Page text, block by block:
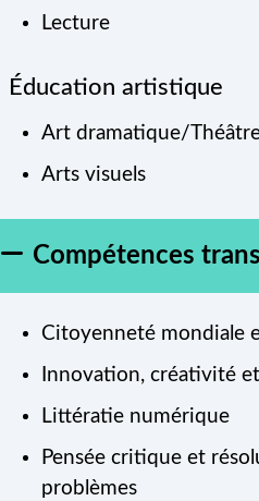
Lecture
Éducation artistique
Art dramatique/
Arts visuels
Compétences
Citoyenneté mondiale
Innovation, créativité
Littératie numérique
Pensée critique et
problèmes